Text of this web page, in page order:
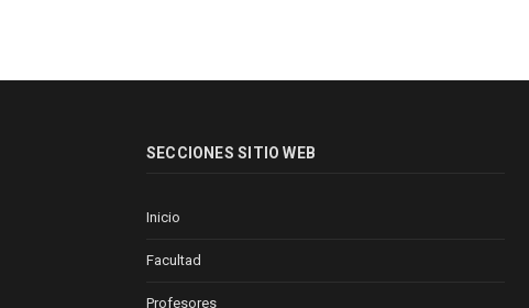
SECCIONES SITIO WEB
Inicio
Facultad
Profesores